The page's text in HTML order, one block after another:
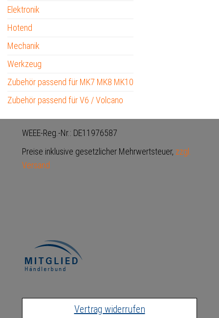
Elektronik
Hotend
Mechanik
Werkzeug
Zubehör passend für MK7 MK8 MK10
Zubehör passend für V6 / Volcano
WEEE-Reg.-Nr.: DE11976587
Preise inklusive gesetzlicher Mehrwertsteuer, zzgl.
Versand
Vertrag widerrufen